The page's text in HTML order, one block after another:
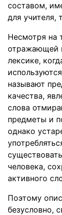
составом,
для учителя,
Несмотря на
отражающей
лексике,
называют
качества,
слова
предметы и
однако
человека,
активного
Поэтому
безусловно,